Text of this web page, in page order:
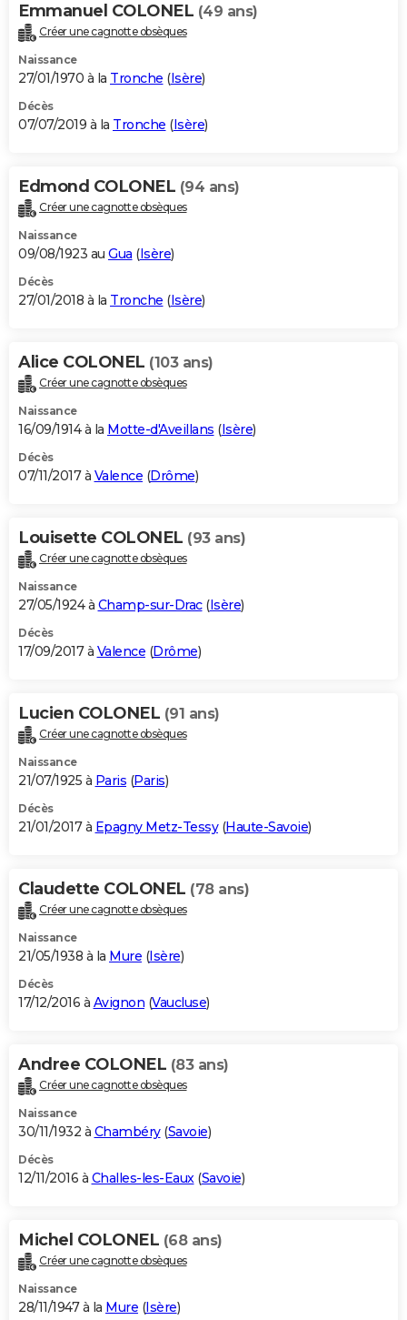
Emmanuel COLONEL (49 ans)
Créer une cagnotte obsèques
Naissance
27/01/1970 à la Tronche (Isère)
Décès
07/07/2019 à la Tronche (Isère)
Edmond COLONEL (94 ans)
Créer une cagnotte obsèques
Naissance
09/08/1923 au Gua (Isère)
Décès
27/01/2018 à la Tronche (Isère)
Alice COLONEL (103 ans)
Créer une cagnotte obsèques
Naissance
16/09/1914 à la Motte-d'Aveillans (Isère)
Décès
07/11/2017 à Valence (Drôme)
Louisette COLONEL (93 ans)
Créer une cagnotte obsèques
Naissance
27/05/1924 à Champ-sur-Drac(Isère)
Décès
17/09/2017 à Valence (Drôme)
Lucien COLONEL (91 ans)
Créer une cagnotte obsèques
Naissance
21/07/1925 à Paris (Paris)
Décès
21/01/2017 à Epagny Metz-Tessy(Haute-Savoie)
Claudette COLONEL (78 ans)
Créer une cagnotte obsèques
Naissance
21/05/1938 à la Mure (Isère)
Décès
17/12/2016 à Avignon (Vaucluse)
Andree COLONEL (83 ans)
Créer une cagnotte obsèques
Naissance
30/11/1932 à Chambéry(Savoie)
Décès
12/11/2016 à Challes-les-Eaux(Savoie)
Michel COLONEL (68 ans)
Créer une cagnotte obsèques
Naissance
28/11/1947 à la Mure (Isère)